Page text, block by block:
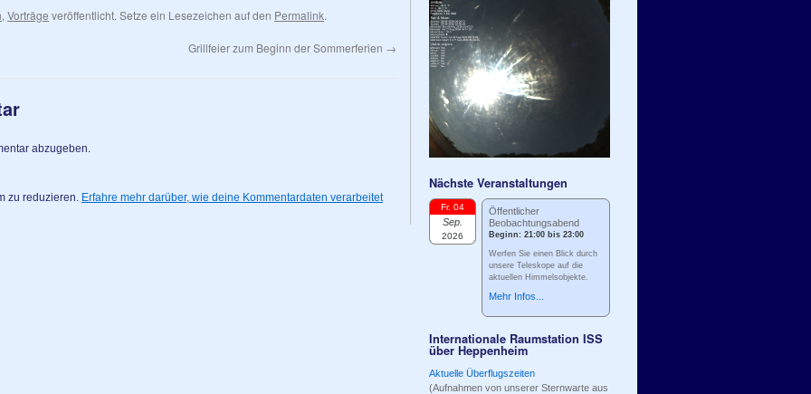
, Vorträge veröffentlicht. Setze ein Lesezeichen auf den Permalink.
Grillfeier zum Beginn der Sommerferien →
abzugeben.
zu reduzieren. Erfahre mehr darüber, wie deine Kommentardaten verarbeitet
Nächste Veranstaltungen
Fr. 04
Sep.
2026
Öffentlicher
Beobachtungsabend
Beginn: 21:00 bis 23:00
Werfen Sie einen Blick durch
unsere Teleskope auf die
aktuellen Himmelsobjekte.
Mehr Infos...
Internationale Raumstation ISS
über Heppenheim
Aktuelle Überflugszeiten
(Aufnahmen von unserer Sternwarte aus